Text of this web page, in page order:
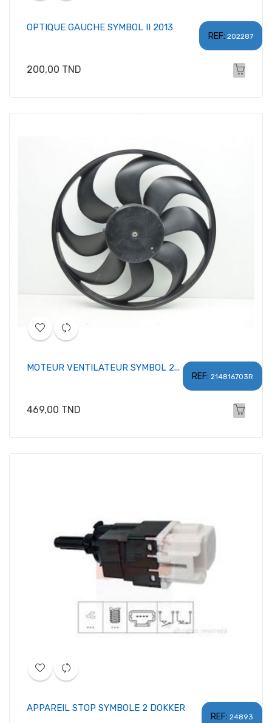
REF: 202287
OPTIQUE GAUCHE SYMBOL II 2013
Prix
200,00 TND
REF: 214816703R
MOTEUR VENTILATEUR SYMBOL 2...
Prix
469,00 TND
REF: 24893
APPAREIL STOP SYMBOLE 2 DOKKER